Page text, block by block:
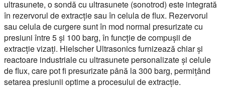
ultrasunete, o sondă cu ultrasunete (sonotrod) este integrată
în rezervorul de extracție sau în celula de flux. Rezervorul
sau celula de curgere sunt în mod normal presurizate cu
presiuni între 5 și 100 barg, în funcție de compușii de
extracție vizați. Hielscher Ultrasonics furnizează chiar și
reactoare industriale cu ultrasunete personalizate și celule
de flux, care pot fi presurizate până la 300 barg, permițând
setarea presiunii optime a procesului de extracție.